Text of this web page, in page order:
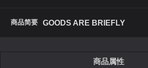
商品简要 GOODS ARE BRIEFLY
商品属性